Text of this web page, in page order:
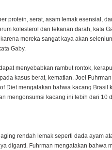
protein, serat, asam lemak esensial,
kolesterol dan tekanan darah, kata
mereka sangat kaya akan
Gaby.
menyebabkan rambut rontok,
kasus berat, kematian. Joel
Diet mengatakan bahwa kacang Brasil
mengonsumsi kacang ini lebih dari 10
rendah lemak seperti dada ayam
diganti. Fuhrman mengatakan bahwa